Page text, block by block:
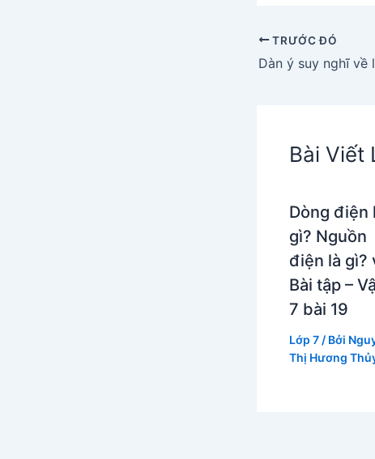
TRƯỚC ĐÓ
Dàn ý suy nghĩ về
Bài Viết
Dòng điện
gì? Nguồn
điện là gì?
Bài tập –
7 bài 19
Lớp 7 / Bởi
Thị Hương